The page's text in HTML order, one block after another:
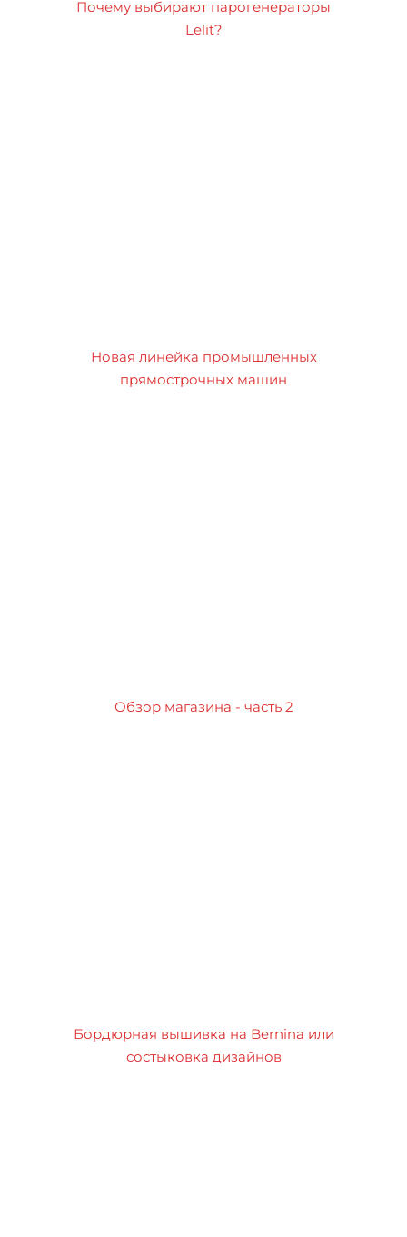
Почему выбирают парогенераторы
Lelit?
Новая линейка промышленных
прямострочных машин
Обзор магазина - часть 2
Бордюрная вышивка на Bernina или
состыковка дизайнов